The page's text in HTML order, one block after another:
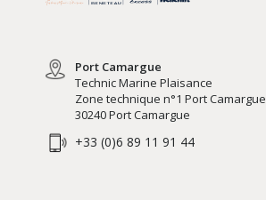
Port Camargue
Technic Marine Plaisance
Zone technique n°1 Port Camargue
30240 Port Camargue
+33 (0)6 89 11 91 44